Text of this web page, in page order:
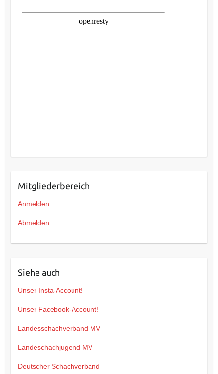
Mitgliederbereich
Anmelden
Abmelden
Siehe auch
Unser Insta-Account!
Unser Facebook-Account!
Landesschachverband MV
Landeschachjugend MV
Deutscher Schachverband